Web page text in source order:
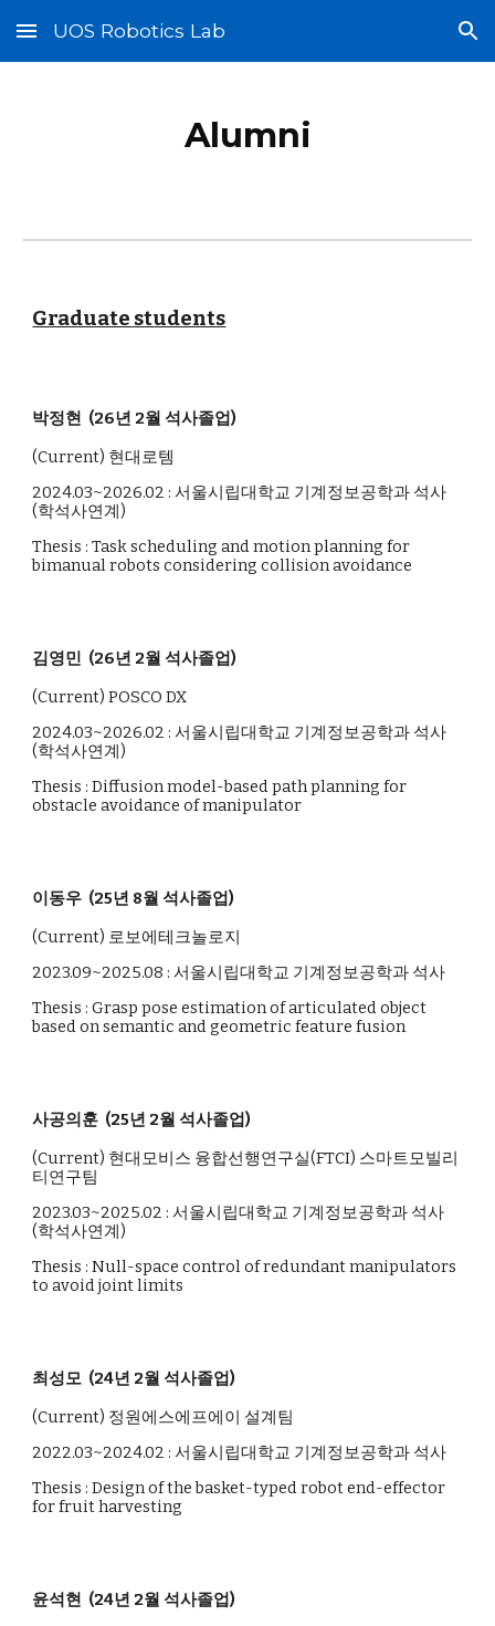
Skip to main content Skip to navigation
UOS Robotics Lab
Alumni
Graduate students
박정현 (26년 2월 석사졸업)
(Current) 현대로템
2024.03~2026.02 : 서울시립대학교 기계정보공학과 석사
(학석사연계)
Thesis :Task scheduling and motion planning for
bimanual robots considering collision avoidance
김영민 (26년 2월 석사졸업)
(Current)POSCO DX
2024.03~2026.02 : 서울시립대학교 기계정보공학과 석사
(학석사연계)
Thesis :Diffusion model-based path planning for
obstacle avoidance of manipulator
이동우 (25년 8월 석사졸업)
(Current) 로보에테크놀로지
2023.09~2025.08 : 서울시립대학교 기계정보공학과 석사
Thesis :Grasp pose estimation of articulated object
based on semantic and geometric feature fusion
사공의훈 (25년 2월 석사졸업)
(Current) 현대모비스 융합선행연구실(FTCI) 스마트모빌리
티연구팀
2023.03~2025.02 : 서울시립대학교 기계정보공학과 석사
(학석사연계)
Thesis :Null-space control of redundant manipulators
to avoid joint limits
최성모 (24년 2월 석사졸업)
(Current) 정원에스에프에이 설계팀
2022.03~2024.02 : 서울시립대학교 기계정보공학과 석사
Thesis :Design of the basket-typed robot end-effector
for fruit harvesting
윤석현 (24년 2월 석사졸업)